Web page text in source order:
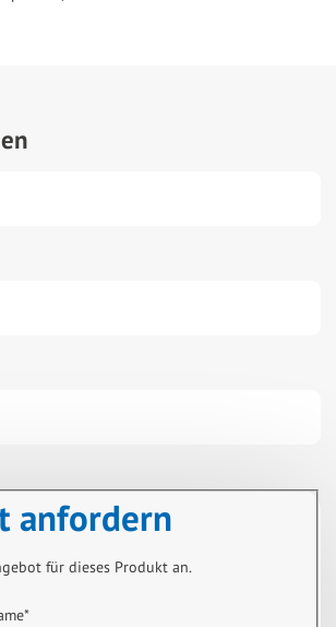
anfordern
für dieses Produkt an.
*